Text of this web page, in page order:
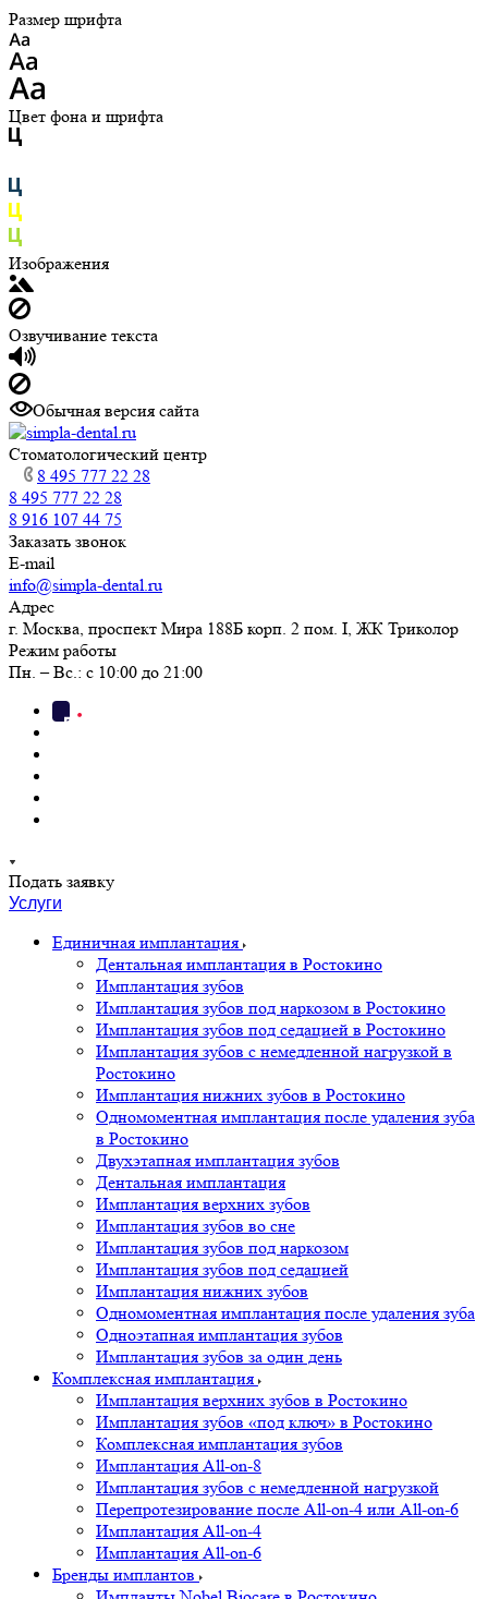
Размер шрифта
Цвет фона и шрифта
Изображения
Озвучивание текста
Обычная версия сайта
Cтоматологический центр
8 495 777 22 28
8 495 777 22 28
8 916 107 44 75
Заказать звонок
E-mail
info@simpla-dental.ru
Адрес
г. Москва, проспект Мира 188Б корп. 2 пом. I, ЖК Триколор
Режим работы
Пн. – Вс.: с 10:00 до 21:00
Подать заявку
Услуги
Единичная имплантация
Дентальная имплантация в Ростокино
Имплантация зубов
Имплантация зубов под наркозом в Ростокино
Имплантация зубов под седацией в Ростокино
Имплантация зубов с немедленной нагрузкой в
Ростокино
Имплантация нижних зубов в Ростокино
Одномоментная имплантация после удаления зуба
в Ростокино
Двухэтапная имплантация зубов
Дентальная имплантация
Имплантация верхних зубов
Имплантация зубов во сне
Имплантация зубов под наркозом
Имплантация зубов под седацией
Имплантация нижних зубов
Одномоментная имплантация после удаления зуба
Одноэтапная имплантация зубов
Имплантация зубов за один день
Комплексная имплантация
Имплантация верхних зубов в Ростокино
Имплантация зубов «под ключ» в Ростокино
Комплексная имплантация зубов
Имплантация All-on-8
Имплантация зубов с немедленной нагрузкой
Перепротезирование после All-on-4 или All-on-6
Имплантация All-on-4
Имплантация All-on-6
Бренды имплантов